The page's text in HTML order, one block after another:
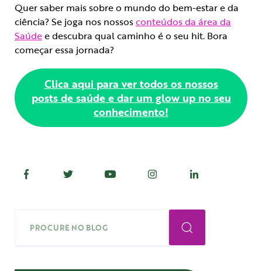
Quer saber mais sobre o mundo do bem-estar e da
ciência? Se joga nos nossosconteúdos da área da
Saúdee descubra qual caminho é o seu hit. Bora
começar essa jornada?
Clica aqui para ver todos os nossos
posts de saúde e dar um glow up no seu
conhecimento!